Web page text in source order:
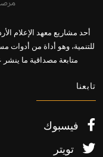
أحد مشاريع معهد الإعلام
للتنمية، وهو أداة من أدوات
متابعة مصداقية ما ينشر
تابعنا
فيسبوك
تويتر